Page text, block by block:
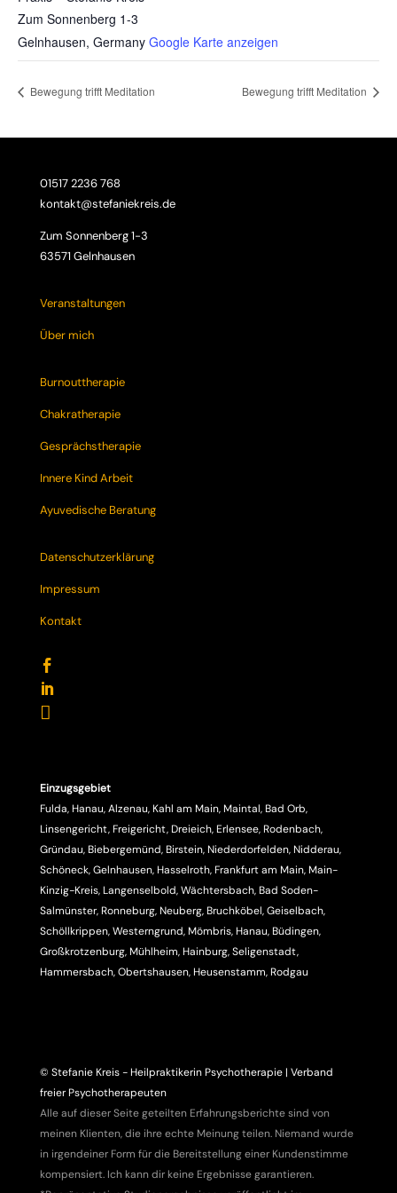
Zum Sonnenberg 1-3
Gelnhausen, Germany Google Karte anzeigen
Bewegung trifft Meditation Bewegung trifft Meditation
01517 2236 768
kontakt@stefaniekreis.de
Zum Sonnenberg 1-3
63571 Gelnhausen
Veranstaltungen
Über mich
Burnouttherapie
Chakratherapie
Gesprächstherapie
Innere Kind Arbeit
Ayuvedische Beratung
Datenschutzerklärung
Impressum
Kontakt



Einzugsgebiet
Fulda, Hanau, Alzenau, Kahl am Main, Maintal, Bad Orb,
Linsengericht, Freigericht, Dreieich, Erlensee, Rodenbach,
Gründau, Biebergemünd, Birstein, Niederdorfelden, Nidderau,
Schöneck, Gelnhausen, Hasselroth, Frankfurt am Main, Main-
Kinzig-Kreis, Langenselbold, Wächtersbach, Bad Soden-
Salmünster, Ronneburg, Neuberg, Bruchköbel, Geiselbach,
Schöllkrippen, Westerngrund, Mömbris, Hanau, Büdingen,
Großkrotzenburg, Mühlheim, Hainburg, Seligenstadt,
Hammersbach, Obertshausen, Heusenstamm, Rodgau
© Stefanie Kreis - Heilpraktikerin Psychotherapie | Verband
freier Psychotherapeuten
Alle auf dieser Seite geteilten Erfahrungsberichte sind von
meinen Klienten, die ihre echte Meinung teilen. Niemand wurde
in irgendeiner Form für die Bereitstellung einer Kundenstimme
kompensiert. Ich kann dir keine Ergebnisse garantieren.